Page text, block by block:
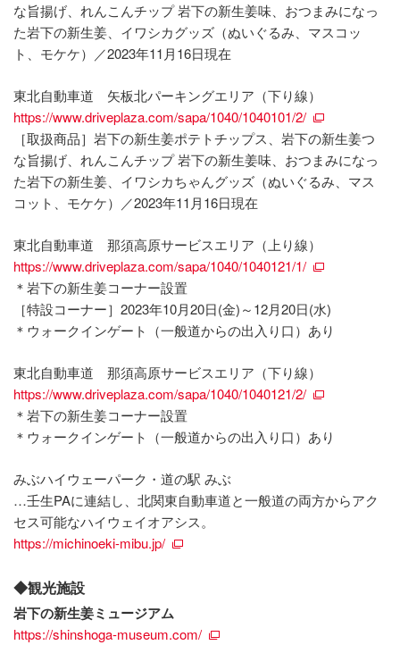
な旨揚げ、れんこんチップ 岩下の新生姜味、おつまみになっ
た岩下の新生姜、イワシカグッズ（ぬいぐるみ、マスコッ
ト、モケケ）／2023年11月16日現在
東北自動車道 矢板北パーキングエリア（下り線）
https://www.driveplaza.com/sapa/1040/1040101/2/
［取扱商品］岩下の新生姜ポテトチップス、岩下の新生姜つ
な旨揚げ、れんこんチップ 岩下の新生姜味、おつまみになっ
た岩下の新生姜、イワシカちゃんグッズ（ぬいぐるみ、マス
コット、モケケ）／2023年11月16日現在
東北自動車道 那須高原サービスエリア（上り線）
https://www.driveplaza.com/sapa/1040/1040121/1/
＊岩下の新生姜コーナー設置
［特設コーナー］2023年10月20日(金)～12月20日(水)
＊ウォークインゲート（一般道からの出入り口）あり
東北自動車道 那須高原サービスエリア（下り線）
https://www.driveplaza.com/sapa/1040/1040121/2/
＊岩下の新生姜コーナー設置
＊ウォークインゲート（一般道からの出入り口）あり
みぶハイウェーパーク・道の駅 みぶ
…壬生PAに連結し、北関東自動車道と一般道の両方からアク
セス可能なハイウェイオアシス。
https://michinoeki-mibu.jp/
◆観光施設
岩下の新生姜ミュージアム
https://shinshoga-museum.com/